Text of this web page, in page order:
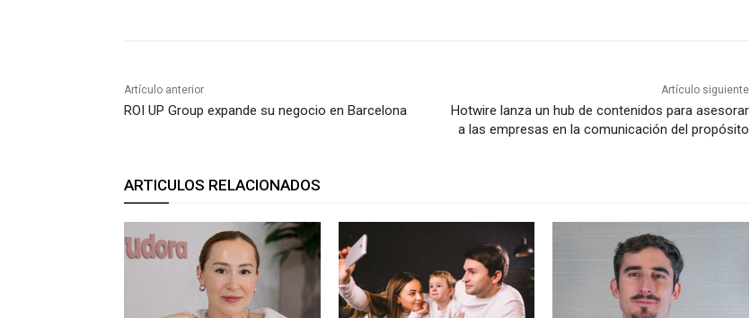
Artículo anterior
ROI UP Group expande su negocio en Barcelona
Artículo siguiente
Hotwire lanza un hub de contenidos para asesorar
a las empresas en la comunicación del propósito
ARTICULOS RELACIONADOS